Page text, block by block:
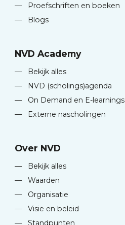
—
Proefschriften en boeken
—
Blogs
NVD Academy
—
Bekijk alles
—
NVD (scholings)agenda
—
On Demand en E-learnings
—
Externe nascholingen
Over NVD
—
Bekijk alles
—
Waarden
—
Organisatie
—
Visie en beleid
—
Standpunten